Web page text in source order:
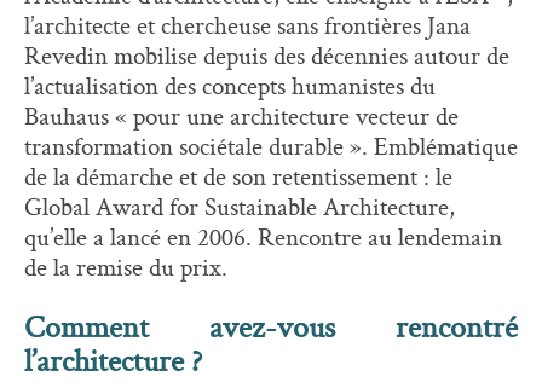
l’architecte et chercheuse sans frontières Jana
Revedin mobilise depuis des décennies autour de
l’actualisation des concepts humanistes du
Bauhaus « pour une architecture vecteur de
transformation sociétale durable ». Emblématique
de la démarche et de son retentissement : le
Global Award for Sustainable Architecture,
qu’elle a lancé en 2006. Rencontre au lendemain
de la remise du prix.
Comment avez-vous rencontré
l’architecture ?